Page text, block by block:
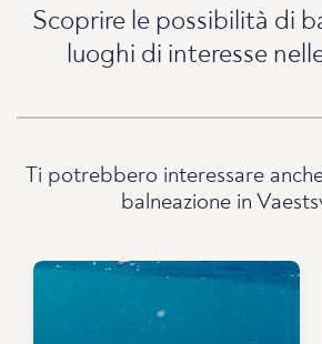
Scoprire le possibilità di
luoghi di interesse
Ti potrebbero interessare
balneazione in